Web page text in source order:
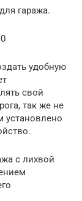
гаража.
удобную
свой
так же не
установлено
с лихвой